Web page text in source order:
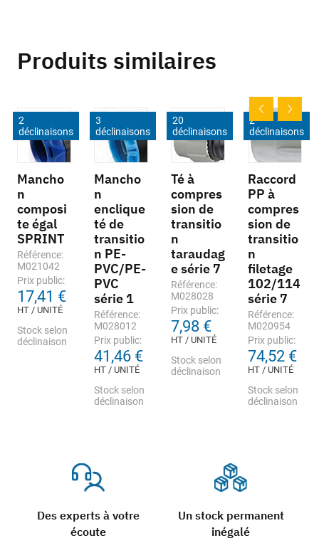
Des experts à votre
écoute
Un stock permanent
inégalé
Produits similaires
2
déclinaisons
Mancho
n
composi
te égal
SPRINT
Référence:
M021042
Prix public:
17,41 €
HT / UNITÉ
Stock selon
déclinaison
3
déclinaisons
Mancho
n
enclique
té de
transitio
n PE-
PVC/PE-
PVC
série 1
Référence:
M028012
Prix public:
41,46 €
HT / UNITÉ
Stock selon
déclinaison
20
déclinaisons
Té à
compres
sion de
transitio
n
taraudag
e série 7
Référence:
M028028
Prix public:
7,98 €
HT / UNITÉ
Stock selon
déclinaison
2
déclinaisons
Raccord
PP à
compres
sion de
transitio
n
filetage
102/114
série 7
Référence:
M020954
Prix public:
74,52 €
HT / UNITÉ
Stock selon
déclinaison